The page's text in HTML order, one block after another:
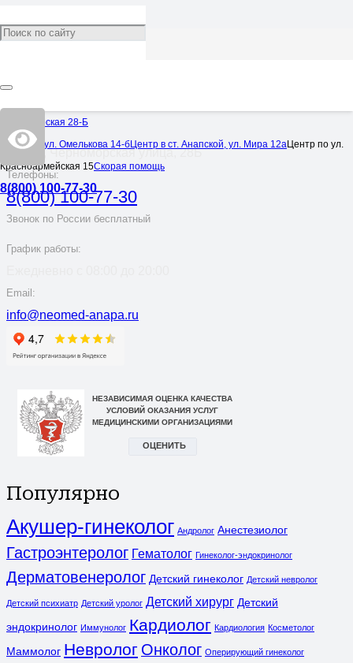
Черноморская 28-Б
Центр по ул. Омелькова 14-бЦентр в ст. Анапской, ул. Мира 12аЦентр по ул.
Красноармейская 15Скорая помощь
8(800) 100-77-30
авторизоваться
Адрес:
Анапа, Черноморская улица, 28Б
Телефоны:
8(800) 100-77-30
Звонок по России бесплатный
График работы:
Email:
info@neomed-anapa.ru
Популярно
Акушер-гинеколог Андролог Анестезиолог
Гастроэнтеролог Гематолог Гинеколог-эндокринолог
Дерматовенеролог Детский гинеколог Детский невролог
Детский психиатр Детский уролог Детский хирург Детский
эндокринолог Иммунолог Кардиолог Кардиология Косметолог
Маммолог Невролог Онколог Оперирующий гинеколог